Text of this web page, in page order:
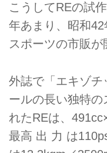
こうしてREの試
年あまり、昭和
スポーツの市販が
外誌で「エキゾチ
ールの長い独特の
れたREは、
最高 出 力 は